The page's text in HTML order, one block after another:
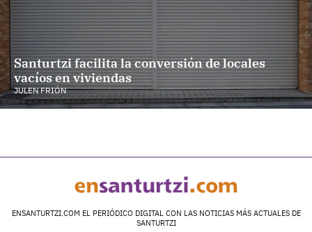
Santurtzi facilita la conversión de locales
vacíos en viviendas
JULEN FRIÓN
ENSANTURTZI.COM EL PERIÓDICO DIGITAL CON LAS NOTICIAS MÁS ACTUALES DE
SANTURTZI